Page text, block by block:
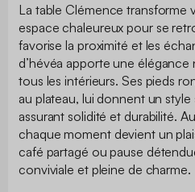
La table Clémence transforme
espace chaleureux pour se
favorise la proximité et les
d’hévéa apporte une élégance
tous les intérieurs. Ses pieds
au plateau, lui donnent un
assurant solidité et durabilité.
chaque moment devient un
café partagé ou pause
conviviale et pleine de charme.